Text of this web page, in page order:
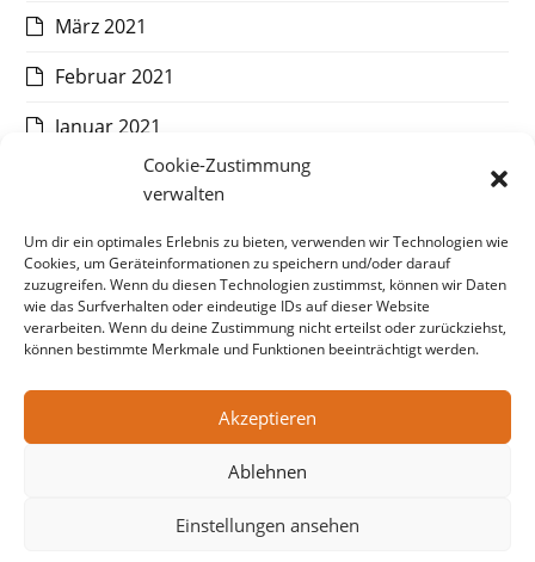
Cookie-Zustimmung
verwalten
Um dir ein optimales Erlebnis zu bieten, verwenden wir Technologien wie
Cookies, um Geräteinformationen zu speichern und/oder darauf
zuzugreifen. Wenn du diesen Technologien zustimmst, können wir Daten
wie das Surfverhalten oder eindeutige IDs auf dieser Website
verarbeiten. Wenn du deine Zustimmung nicht erteilst oder zurückziehst,
können bestimmte Merkmale und Funktionen beeinträchtigt werden.
Akzeptieren
Ablehnen
Einstellungen ansehen
März 2021
Februar 2021
Januar 2021
Dezember 2020
Oktober 2020
September 2020
© Copyright CAT Communications, 2026